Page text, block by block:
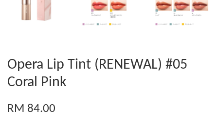
Opera Lip Tint (RENEWAL) #05
Coral Pink
RM 84.00